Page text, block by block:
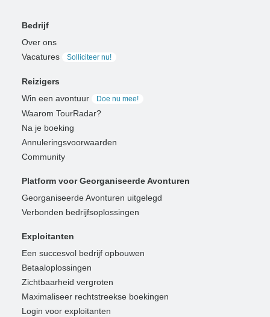
Bedrijf
Over ons
Vacatures
Solliciteer nu!
Reizigers
Win een avontuur
Doe nu mee!
Waarom TourRadar?
Na je boeking
Annuleringsvoorwaarden
Community
Platform voor Georganiseerde Avonturen
Georganiseerde Avonturen uitgelegd
Verbonden bedrijfsoplossingen
Exploitanten
Een succesvol bedrijf opbouwen
Betaaloplossingen
Zichtbaarheid vergroten
Maximaliseer rechtstreekse boekingen
Login voor exploitanten